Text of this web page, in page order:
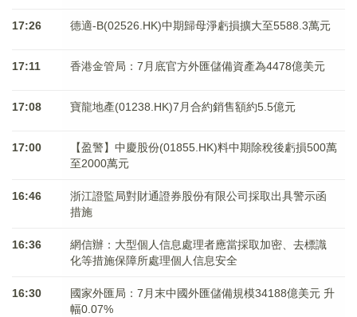
17:26 德適-B(02526.HK)中期歸母淨虧損擴大至5588.3萬元
17:11 香港金管局：7月底官方外匯儲備資產為4478億美元
17:08 寶龍地產(01238.HK)7月合約銷售額約5.5億元
17:00
【盈警】中慶股份(01855.HK)料中期除稅後虧損500萬
至2000萬元
16:46
浙江證監局對財通證券股份有限公司採取出具警示函
措施
16:36
網信辦：大型個人信息處理者應當採取加密、去標識
化等措施保障所處理個人信息安全
16:30
國家外匯局：7月末中國外匯儲備規模34188億美元 升
幅0.07%